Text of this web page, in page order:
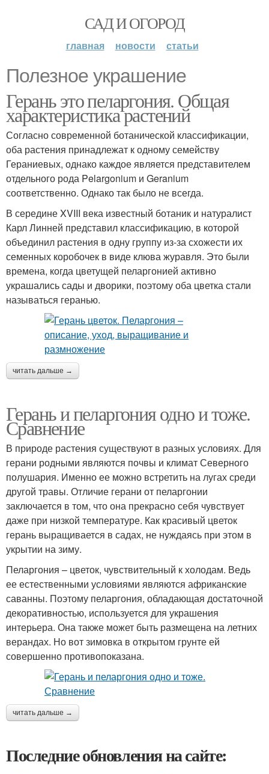
САД И ОГОРОД
главная новости статьи
Полезное украшение
Герань это пеларгония. Общая
характеристика растений
Согласно современной ботанической классификации,
оба растения принадлежат к одному семейству
Гераниевых, однако каждое является представителем
отдельного рода Pelargonium и Geranium
соответственно. Однако так было не всегда.
В середине XVIII века известный ботаник и натуралист
Карл Линней представил классификацию, в которой
объединил растения в одну группу из-за схожести их
семенных коробочек в виде клюва журавля. Это были
времена, когда цветущей пеларгонией активно
украшались сады и дворики, поэтому оба цветка стали
называться геранью.
читать дальше →
Герань и пеларгония одно и тоже.
Сравнение
В природе растения существуют в разных условиях. Для
герани родными являются почвы и климат Северного
полушария. Именно ее можно встретить на лугах среди
другой травы. Отличие герани от пеларгонии
заключается в том, что она прекрасно себя чувствует
даже при низкой температуре. Как красивый цветок
герань выращивается в садах, не нуждаясь при этом в
укрытии на зиму.
Пеларгония – цветок, чувствительный к холодам. Ведь
ее естественными условиями являются африканские
саванны. Поэтому пеларгония, обладающая достаточной
декоративностью, используется для украшения
интерьера. Она также может быть размещена на летних
верандах. Но вот зимовка в открытом грунте ей
совершенно противопоказана.
читать дальше →
Последние обновления на сайте: